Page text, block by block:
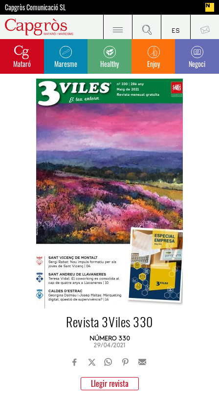
Capgròs Comunicació SL
Mataró Maresme Healthy Enjoy Negoci
Revista 3Viles 330
NÚMERO 330
29/04/2021
Llegir revista